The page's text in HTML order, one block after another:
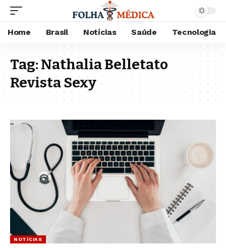
Home Brasil Notícias Saúde Tecnologia
Tag:Nathalia Belletato
Revista Sexy
NOTÍCIAS